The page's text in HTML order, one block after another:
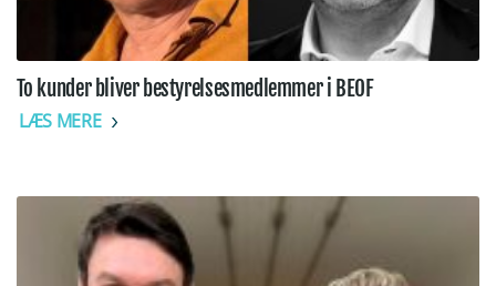
To kunder bliver bestyrelsesmedlemmer i BEOF
LÆS MERE